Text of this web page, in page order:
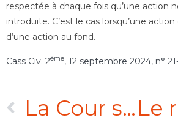
respectée à chaque fois qu’une action
introduite. C’est le cas lorsqu’une
d’une action au fond.
Cass Civ. 2ème, 12 septembre 2024, n°
La Cour suprême de Russie annule l’exécution d’une sentence arbitrale étrangère, déclarant la présomption d’impartialité des arbitres issus d’États « hostiles »